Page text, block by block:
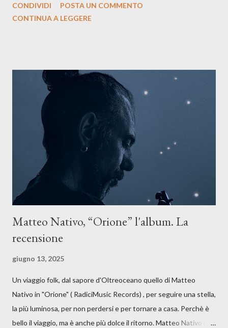
testo ibrido tra italiano e siciliano, e un’urgenza espressiva che
La canzone racconta la difficoltà di creare, e perfino di esistere,
sotto il peso della realtà. Ma lo fa cercando una via d’uscita, una
forma di assoluzione, nel vivere e nel suonare, nel trovare respiro
anche quando l’aria sembra farsi più densa. Il brano è anche una
dichiarazione d’intenti: Cico Messina apre il suo nuovo percorso
artistico con una composizi...
CONDIVIDI
POSTA UN COMMENTO
CONTINUA A LEGGERE
Matteo Nativo, “Orione” l'album. La
recensione
giugno 13, 2025
Un viaggio folk, dal sapore d'Oltreoceano quello di Matteo
Nativo in "Orione" ( RadiciMusic Records) , per seguire una stella,
la più luminosa, per non perdersi e per tornare a casa. Perchè è
bello il viaggio, ma è anche più dolce il ritorno. Matteo Nativo per